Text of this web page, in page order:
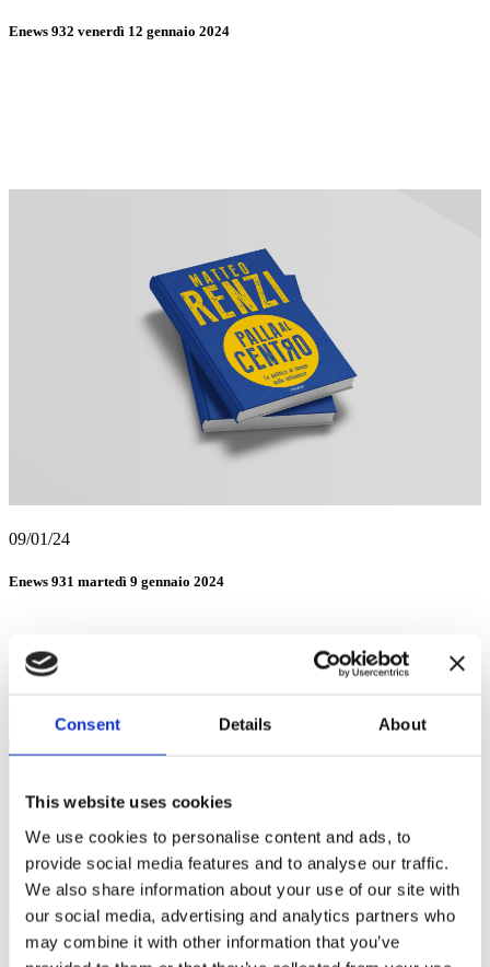
Consent Details About
This website uses cookies
We use cookies to personalise content and ads, to
provide social media features and to analyse our traffic.
We also share information about your use of our site with
our social media, advertising and analytics partners who
may combine it with other information that you’ve
Enews 932 venerdì 12 gennaio 2024
09/01/24
Enews 931 martedì 9 gennaio 2024